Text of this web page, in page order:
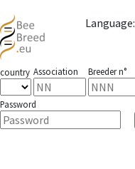
Language:
country Association Breeder n°
Password